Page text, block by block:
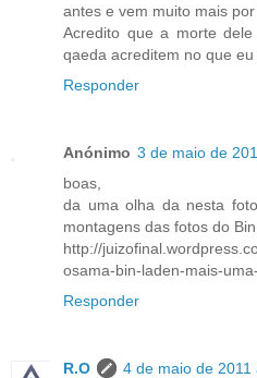
antes e vem muito mais
Acredito que a morte
qaeda acreditem no que
Responder
Anónimo 3 de maio de
boas,
da uma olha da nesta
montagens das fotos do
http://
osama-bin-laden-mais-
Responder
R.O
4 de maio de 2011